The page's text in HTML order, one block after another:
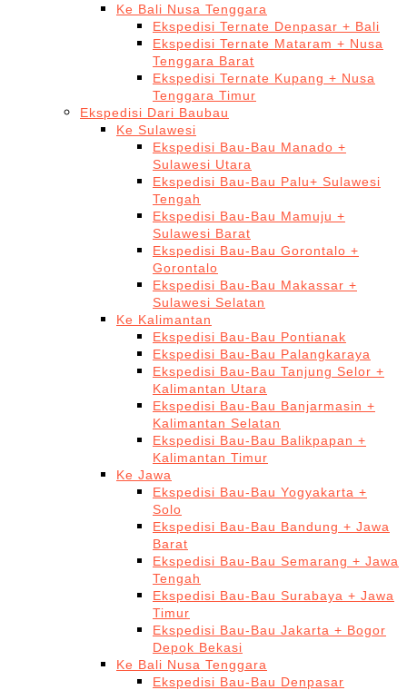
Ke Bali Nusa Tenggara
Ekspedisi Ternate Denpasar + Bali
Ekspedisi Ternate Mataram + Nusa
Tenggara Barat
Ekspedisi Ternate Kupang + Nusa
Tenggara Timur
Ekspedisi Dari Baubau
Ke Sulawesi
Ekspedisi Bau-Bau Manado +
Sulawesi Utara
Ekspedisi Bau-Bau Palu+ Sulawesi
Tengah
Ekspedisi Bau-Bau Mamuju +
Sulawesi Barat
Ekspedisi Bau-Bau Gorontalo +
Gorontalo
Ekspedisi Bau-Bau Makassar +
Sulawesi Selatan
Ke Kalimantan
Ekspedisi Bau-Bau Pontianak
Ekspedisi Bau-Bau Palangkaraya
Ekspedisi Bau-Bau Tanjung Selor +
Kalimantan Utara
Ekspedisi Bau-Bau Banjarmasin +
Kalimantan Selatan
Ekspedisi Bau-Bau Balikpapan +
Kalimantan Timur
Ke Jawa
Ekspedisi Bau-Bau Yogyakarta +
Solo
Ekspedisi Bau-Bau Bandung + Jawa
Barat
Ekspedisi Bau-Bau Semarang + Jawa
Tengah
Ekspedisi Bau-Bau Surabaya + Jawa
Timur
Ekspedisi Bau-Bau Jakarta + Bogor
Depok Bekasi
Ke Bali Nusa Tenggara
Ekspedisi Bau-Bau Denpasar